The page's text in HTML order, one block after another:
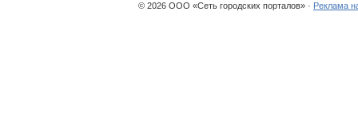
© 2026 ООО «Сеть городских порталов» · Реклама